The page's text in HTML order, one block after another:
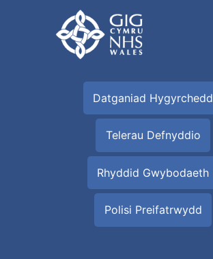
Datganiad Hygyrchedd
Telerau Defnyddio
Rhyddid Gwybodaeth
Polisi Preifatrwydd